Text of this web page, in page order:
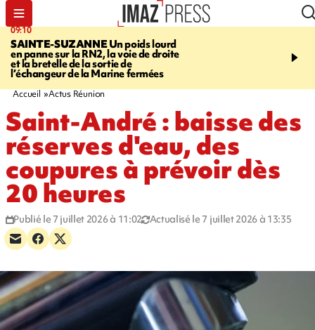
09:10
SAINTE-SUZANNEUn poids lourd
en panne sur la RN2, la voie de droite
et la bretelle de la sortie de
l’échangeur de la Marine fermées
11:22
DÉSTABILISATION
la présidentielle, les
Accueil Actus Réunion
Saint-André : baisse des
réserves d'eau, des
coupures à prévoir dès
20 heures
Publié le 7 juillet 2026 à 11:02 Actualisé le 7 juillet 2026 à 13:35